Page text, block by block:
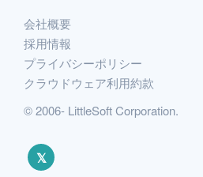
会社概要
採用情報
プライバシーポリシー
クラウドウェア利用約款
© 2006- LittleSoft Corporation.